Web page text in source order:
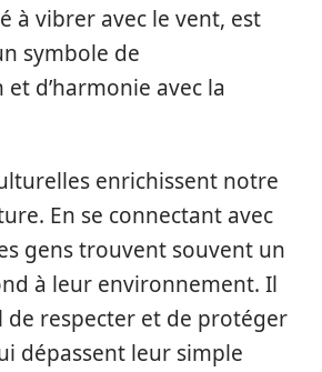
à vibrer avec le vent, est
symbole de
d’harmonie avec la
enrichissent notre
En se connectant avec
gens trouvent souvent un
à leur environnement. Il
de respecter et de protéger
dépassent leur simple